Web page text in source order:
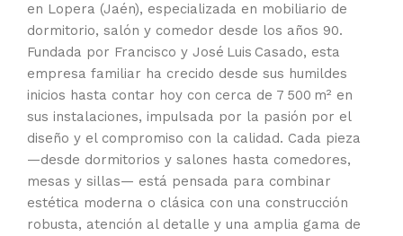
en Lopera (Jaén), especializada en mobiliario de
dormitorio, salón y comedor desde los años 90.
Fundada por Francisco y José Luis Casado, esta
empresa familiar ha crecido desde sus humildes
inicios hasta contar hoy con cerca de 7 500 m² en
sus instalaciones, impulsada por la pasión por el
diseño y el compromiso con la calidad. Cada pieza
—desde dormitorios y salones hasta comedores,
mesas y sillas— está pensada para combinar
estética moderna o clásica con una construcción
robusta, atención al detalle y una amplia gama de